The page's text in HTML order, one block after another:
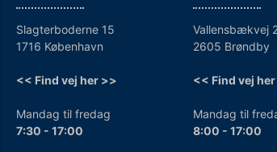
Slagterboderne 15
1716 København
<< Find vej her >>
Mandag til fredag
7:30 - 17:00
Vallensbækvej
2605 Brøndby
<< Find vej
Mandag til
8:00 - 17:00